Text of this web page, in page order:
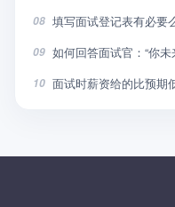
08 填写面试登记表有必要
09 如何回答面试官：“你
10 面试时薪资给的比预期